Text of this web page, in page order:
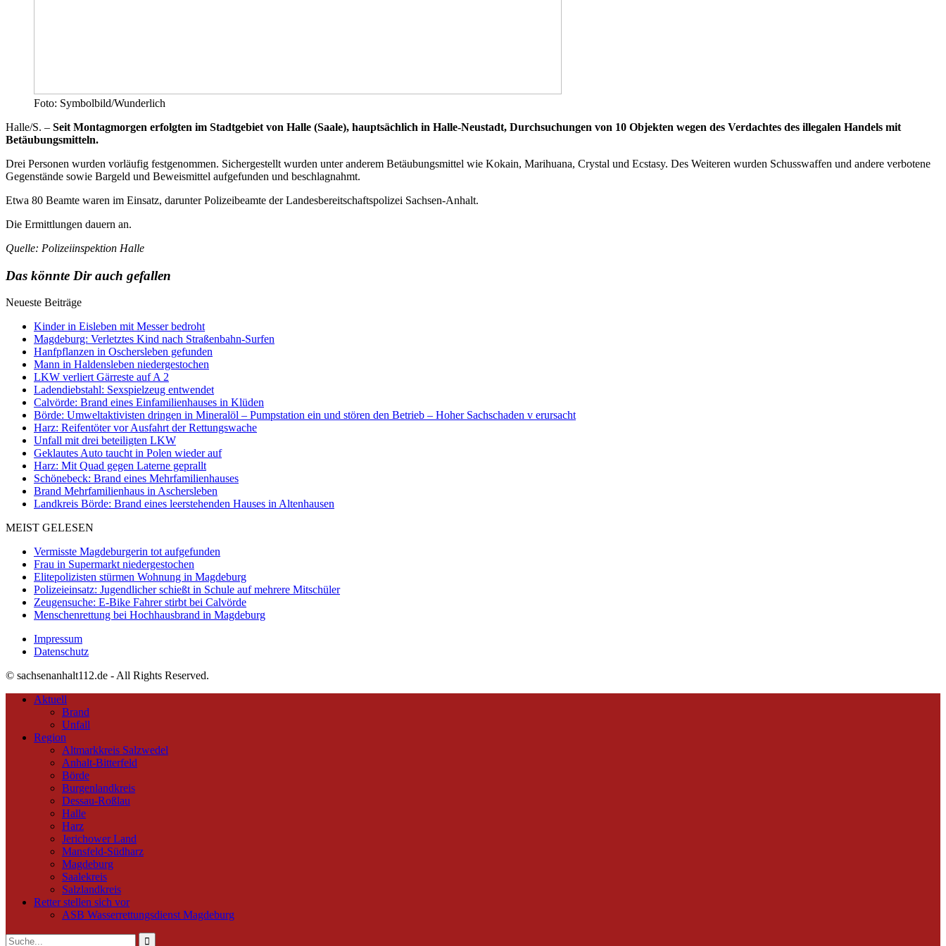
Foto: Symbolbild/Wunderlich
Halle/S. – Seit Montagmorgen erfolgten im Stadtgebiet von Halle (Saale), hauptsächlich in Halle-Neustadt, Durchsuchungen von 10 Objekten wegen des Verdachtes des illegalen Handels mit
Betäubungsmitteln.
Drei Personen wurden vorläufig festgenommen. Sichergestellt wurden unter anderem Betäubungsmittel wie Kokain, Marihuana, Crystal und Ecstasy. Des Weiteren wurden Schusswaffen und andere verbotene
Gegenstände sowie Bargeld und Beweismittel aufgefunden und beschlagnahmt.
Etwa 80 Beamte waren im Einsatz, darunter Polizeibeamte der Landesbereitschaftspolizei Sachsen-Anhalt.
Die Ermittlungen dauern an.
Quelle: Polizeiinspektion Halle
Das könnte Dir auch gefallen
Neueste Beiträge
Kinder in Eisleben mit Messer bedroht
Magdeburg: Verletztes Kind nach Straßenbahn-Surfen
Hanfpflanzen in Oschersleben gefunden
Mann in Haldensleben niedergestochen
LKW verliert Gärreste auf A 2
Ladendiebstahl: Sexspielzeug entwendet
Calvörde: Brand eines Einfamilienhauses in Klüden
Börde: Umweltaktivisten dringen in Mineralöl – Pumpstation ein und stören den Betrieb – Hoher Sachschaden v erursacht
Harz: Reifentöter vor Ausfahrt der Rettungswache
Unfall mit drei beteiligten LKW
Geklautes Auto taucht in Polen wieder auf
Harz: Mit Quad gegen Laterne geprallt
Schönebeck: Brand eines Mehrfamilienhauses
Brand Mehrfamilienhaus in Aschersleben
Landkreis Börde: Brand eines leerstehenden Hauses in Altenhausen
MEIST GELESEN
Vermisste Magdeburgerin tot aufgefunden
Frau in Supermarkt niedergestochen
Elitepolizisten stürmen Wohnung in Magdeburg
Polizeieinsatz: Jugendlicher schießt in Schule auf mehrere Mitschüler
Zeugensuche: E-Bike Fahrer stirbt bei Calvörde
Menschenrettung bei Hochhausbrand in Magdeburg
Impressum
Datenschutz
© sachsenanhalt112.de - All Rights Reserved.
Aktuell
Brand
Unfall
Region
Altmarkkreis Salzwedel
Anhalt-Bitterfeld
Börde
Burgenlandkreis
Dessau-Roßlau
Halle
Harz
Jerichower Land
Mansfeld-Südharz
Magdeburg
Saalekreis
Salzlandkreis
Retter stellen sich vor
ASB Wasserrettungsdienst Magdeburg